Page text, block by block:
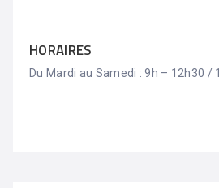
HORAIRES
Du Mardi au Samedi : 9h – 12h30 /